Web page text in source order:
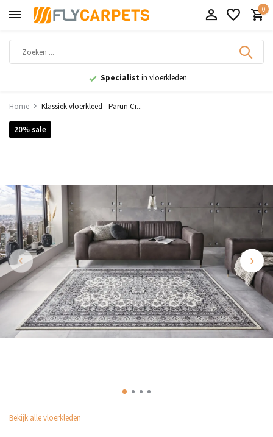
0
9,1uit 11.000+ beoordelingen
Home Klassiek vloerkleed - Parun Cr...
20% sale
Bekijk alle vloerkleden